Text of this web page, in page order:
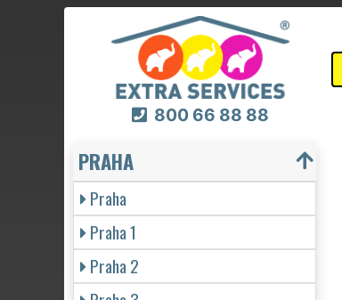
800 66 88 88
PRAHA
Praha
Praha 1
Praha 2